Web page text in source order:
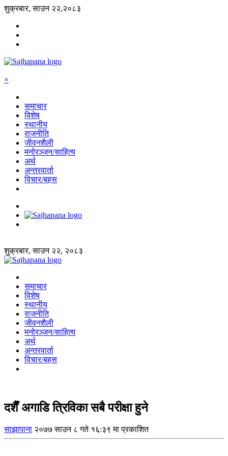
शुक्रबार, साउन २२,२०८३
×
समाचार
विशेष
स्थानीय
राजनीति
जीवनशैली
मनोरञ्जन/साहित्य
अर्थ
अन्तरवार्ता
विचार/बहस
शुक्रबार, साउन २२, २०८३
समाचार
विशेष
स्थानीय
राजनीति
जीवनशैली
मनोरञ्जन/साहित्य
अर्थ
अन्तरवार्ता
विचार/बहस
दशैँ अगाडि त्रिविका सबै परीक्षा हुने
साझापाना २०७७ साउन ८ गते १६:३९ मा प्रकाशित